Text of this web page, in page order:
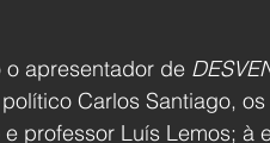
apresentador de
Carlos Santiago,
professor Luís Lemos;